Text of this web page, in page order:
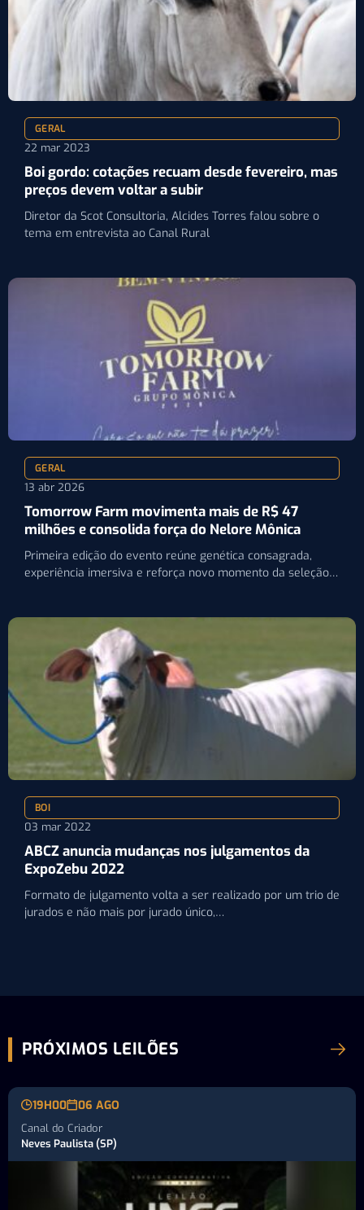
GERAL
22 mar 2023
Boi gordo: cotações recuam desde fevereiro, mas
preços devem voltar a subir
Diretor da Scot Consultoria, Alcides Torres falou sobre o
tema em entrevista ao Canal Rural
GERAL
13 abr 2026
Tomorrow Farm movimenta mais de R$ 47
milhões e consolida força do Nelore Mônica
Primeira edição do evento reúne genética consagrada,
experiência imersiva e reforça novo momento da seleção
BOI
03 mar 2022
ABCZ anuncia mudanças nos julgamentos da
ExpoZebu 2022
Formato de julgamento volta a ser realizado por um trio de
jurados e não mais por jurado único,…
PRÓXIMOS LEILÕES
19H00 06 AGO
Canal do Criador
Neves Paulista (SP)